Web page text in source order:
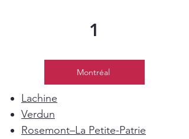
1
Montréal
Lachine
Verdun
Rosemont–La Petite-Patrie